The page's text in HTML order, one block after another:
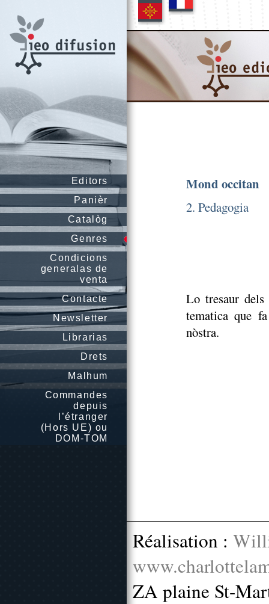
Editors
Panièr
Catalòg
Genres
Condicions
generalas de
venta
Contacte
Newsletter
Librarias
Drets
Malhum
Commandes
depuis
l’étranger
(Hors UE) ou
DOM-TOM
Mond occitan
2. Pedagogia
Lo tresaur
tematica que
nòstra.
Réalisation :
ZA plaine St-